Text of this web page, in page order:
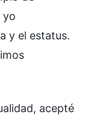
yo
y el estatus.
acepté